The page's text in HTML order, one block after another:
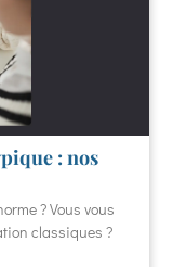
: nos
? Vous vous
classiques ?